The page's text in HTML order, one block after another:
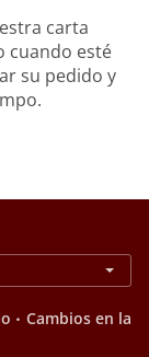
carta
cuando esté
su pedido y
. Cambios en la